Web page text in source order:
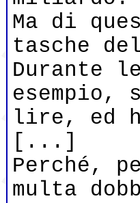
Ma di
tasche del
Durante
lire, ed
[...]
Perché,
multa